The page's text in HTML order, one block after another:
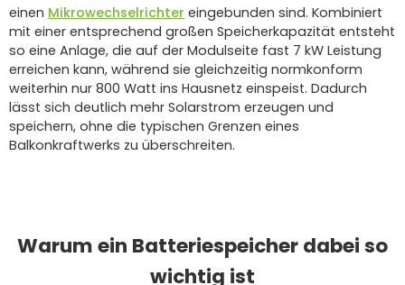
einen Mikrowechselrichter eingebunden sind. Kombiniert
mit einer entsprechend großen Speicherkapazität entsteht
so eine Anlage, die auf der Modulseite fast 7 kW Leistung
erreichen kann, während sie gleichzeitig normkonform
weiterhin nur 800 Watt ins Hausnetz einspeist. Dadurch
lässt sich deutlich mehr Solarstrom erzeugen und
speichern, ohne die typischen Grenzen eines
Balkonkraftwerks zu überschreiten.
Warum ein Batteriespeicher dabei so
wichtig ist